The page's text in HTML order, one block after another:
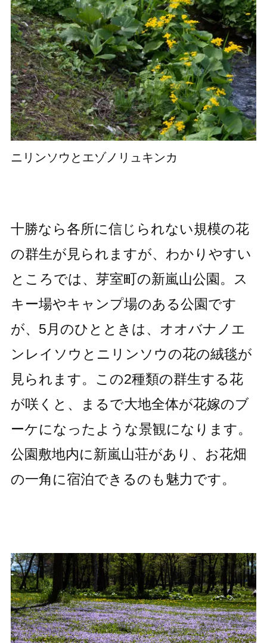
ニリンソウとエゾノリュキンカ
十勝なら各所に信じられない規模の花
の群生が見られますが、わかりやすい
ところでは、芽室町の新嵐山公園。ス
キー場やキャンプ場のある公園です
が、5月のひとときは、オオバナノエ
ンレイソウとニリンソウの花の絨毯が
見られます。この2種類の群生する花
が咲くと、まるで大地全体が花嫁のブ
ーケになったような景観になります。
公園敷地内に新嵐山荘があり、お花畑
の一角に宿泊できるのも魅力です。